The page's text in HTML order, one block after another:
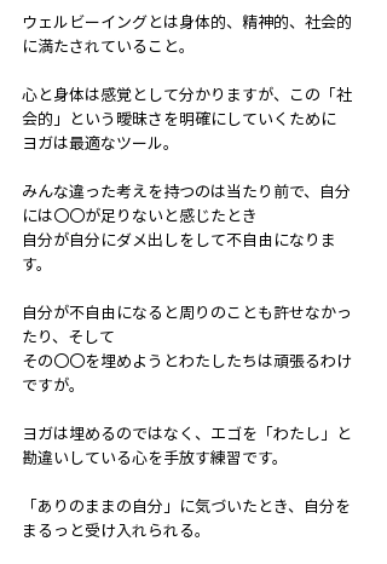
ウェルビーイングとは身体的、精神的、社会的
に満たされていること。
心と身体は感覚として分かりますが、この「社
会的」という曖昧さを明確にしていくために
ヨガは最適なツール。
みんな違った考えを持つのは当たり前で、自分
には〇〇が足りないと感じたとき
自分が自分にダメ出しをして不自由になりま
す。
自分が不自由になると周りのことも許せなかっ
たり、そして
その〇〇を埋めようとわたしたちは頑張るわけ
ですが。
ヨガは埋めるのではなく、エゴを「わたし」と
勘違いしている心を手放す練習です。
「ありのままの自分」に気づいたとき、自分を
まるっと受け入れられる。